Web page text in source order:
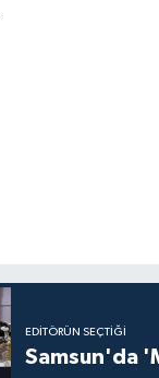
EDITÖRÜN SEÇTIĞI
Samsun'da